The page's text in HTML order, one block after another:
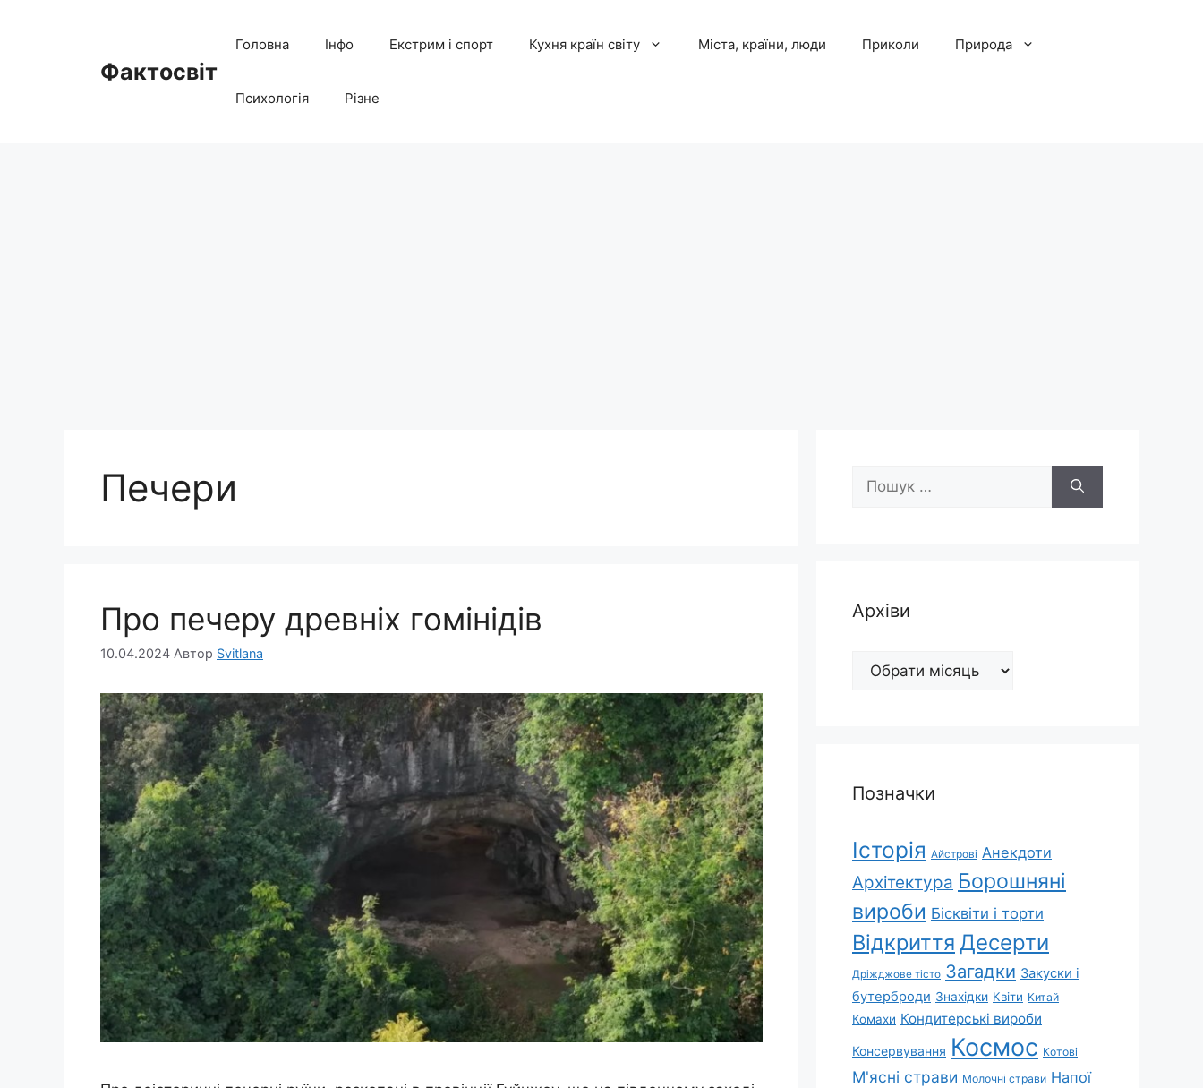
Фактосвіт
Головна Інфо Екстрим і спорт Кухня країн світу Міста, країни, люди Приколи Природа
Психологія Різне
Печери
Про печеру древніх гомінідів
10.04.2024 Автор Svitlana
Пошук:
Архіви
Архіви
Позначки
Історія Айстрові Анекдоти
Архітектура Борошняні
вироби Бісквіти і торти
Відкриття Десерти
Дріжджове тісто Загадки Закуски і
бутерброди Знахідки Квіти Китай
Комахи Кондитерські вироби
Консервування Космос Котові
М'ясні страви Молочні страви Напої